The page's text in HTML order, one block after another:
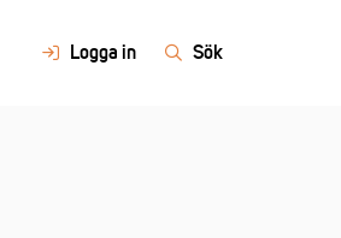
Logga in Sök